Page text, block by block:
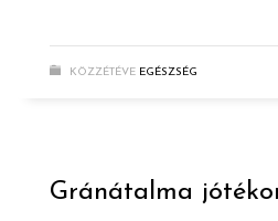
KÖZZÉTÉVE EGÉSZSÉG
Gránátalma